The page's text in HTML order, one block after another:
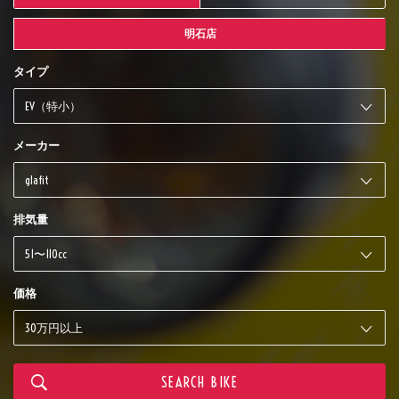
明石店
タイプ
メーカー
排気量
価格